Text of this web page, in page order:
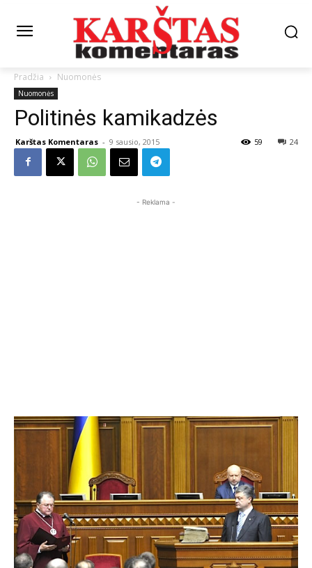
Pradžia Nuomonės
Nuomonės
Politinės kamikadzės
Karštas Komentaras - 9 sausio, 2015 24
59
- Reklama -